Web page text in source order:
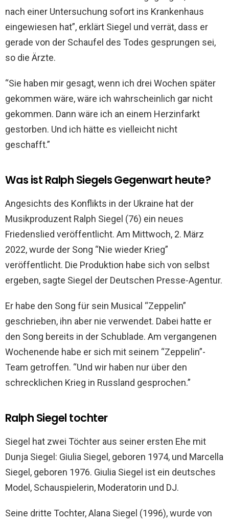
nach einer Untersuchung sofort ins Krankenhaus
eingewiesen hat”, erklärt Siegel und verrät, dass er
gerade von der Schaufel des Todes gesprungen sei,
so die Ärzte.
“Sie haben mir gesagt, wenn ich drei Wochen später
gekommen wäre, wäre ich wahrscheinlich gar nicht
gekommen. Dann wäre ich an einem Herzinfarkt
gestorben. Und ich hätte es vielleicht nicht
geschafft.”
Was ist Ralph Siegels Gegenwart heute?
Angesichts des Konflikts in der Ukraine hat der
Musikproduzent Ralph Siegel (76) ein neues
Friedenslied veröffentlicht. Am Mittwoch, 2. März
2022, wurde der Song “Nie wieder Krieg”
veröffentlicht. Die Produktion habe sich von selbst
ergeben, sagte Siegel der Deutschen Presse-Agentur.
Er habe den Song für sein Musical “Zeppelin”
geschrieben, ihn aber nie verwendet. Dabei hatte er
den Song bereits in der Schublade. Am vergangenen
Wochenende habe er sich mit seinem “Zeppelin”-
Team getroffen. “Und wir haben nur über den
schrecklichen Krieg in Russland gesprochen.”
Ralph Siegel tochter
Siegel hat zwei Töchter aus seiner ersten Ehe mit
Dunja Siegel: Giulia Siegel, geboren 1974, und Marcella
Siegel, geboren 1976. Giulia Siegel ist ein deutsches
Model, Schauspielerin, Moderatorin und DJ.
Seine dritte Tochter, Alana Siegel (1996), wurde von